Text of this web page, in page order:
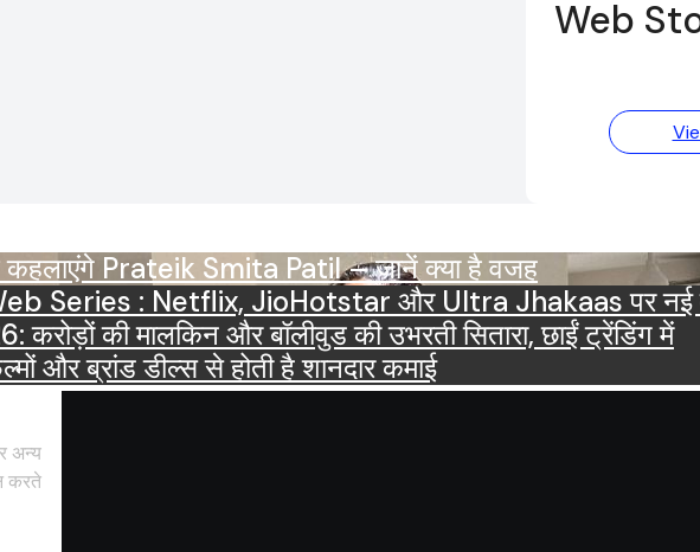
Web
Elvish
Prateik Smita Patil – जानें क्या है वजह
OTT Releases March 2025 Web Series : Netflix, JioHotstar और Ultra
की मालकिन और बॉलीवुड की उभरती सितारा, छाईं ट्रेंडिंग में
और ब्रांड डील्स से होती है शानदार कमाई
अन्य
करते